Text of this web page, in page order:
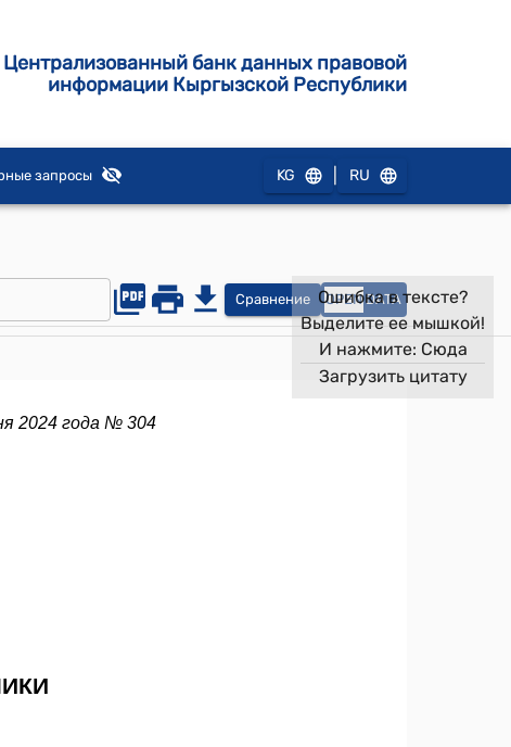
Централизованный банк данных правовой
информации Кыргызской Республики
запросы KG RU
Сравнение OPEN DATA
Ошибка в тексте?
Выделите ее мышкой!
И нажмите: Сюда
Загрузить цитату